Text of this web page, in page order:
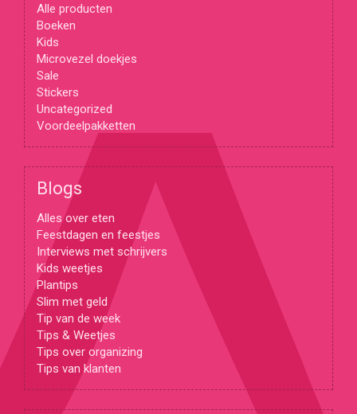
Alle producten
Boeken
Kids
Microvezel doekjes
Sale
Stickers
Uncategorized
Voordeelpakketten
Blogs
Alles over eten
Feestdagen en feestjes
Interviews met schrijvers
Kids weetjes
Plantips
Slim met geld
Tip van de week
Tips & Weetjes
Tips over organizing
Tips van klanten